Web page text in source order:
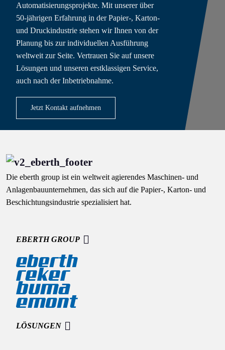
Automatisierungsprojekte. Mit unserer über
50-jährigen Erfahrung in der Papier-, Karton-
und Druckindustrie stehen wir Ihnen von der
Planung bis zur individuellen Ausführung
weltweit zur Seite. Vertrauen Sie auf unsere
Lösungen und unseren erstklassigen Service,
auch nach der Inbetriebnahme.
Jetzt Kontakt aufnehmen
Die eberth group ist ein weltweit agierendes Maschinen- und
Anlagenbauunternehmen, das sich auf die Papier-, Karton- und
Beschichtungsindustrie spezialisiert hat.
EBERTH GROUP
LÖSUNGEN